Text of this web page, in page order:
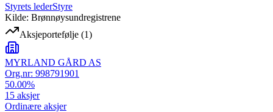
Styrets lederStyre
Kilde: Brønnøysundregistrene
Aksjeportefølje (1)
MYRLAND GÅRD AS
Org.nr: 998791901
50.00%
15 aksjer
Ordinære aksjer